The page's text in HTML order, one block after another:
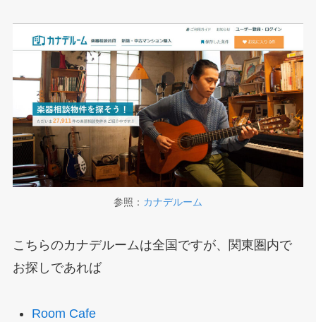
参照： カナデルーム
こちらのカナデルームは全国ですが、関東圏内で
お探しであれば
Room Cafe